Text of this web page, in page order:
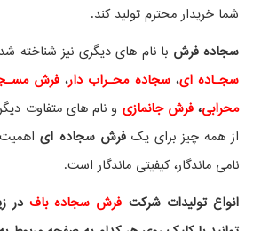
شما خریدار محترم تولید کند.
سجاده فرش با نام های دیگری نیز
سجـاده ای، سجاده محـراب دار،فرش
محرابی، فرش جانمازی و نام های متفاوت
از همه چیز برای یکفرش سجاده ایاهمیت
نامی ماندگار، کیفیتی ماندگار است.
انواع تولیدات شرکت فرش سجاده بافدر